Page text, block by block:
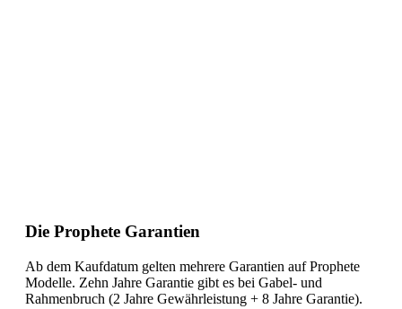
Die Prophete Garantien
Ab dem Kaufdatum gelten mehrere Garantien auf Prophete
Modelle. Zehn Jahre Garantie gibt es bei Gabel- und
Rahmenbruch (2 Jahre Gewährleistung + 8 Jahre Garantie).